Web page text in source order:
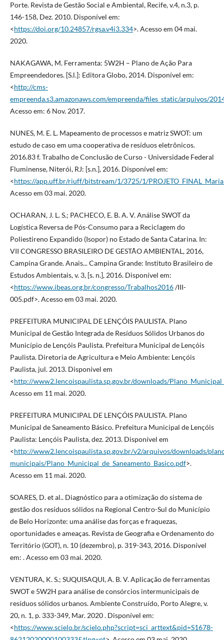
Porte. Revista de Gestão Social e Ambiental, Recife, v.4, n.3, p.
146-158, Dez. 2010. Disponível em:
<https://doi.org/10.24857/rgsa.v4i3.334>. Acesso em 04 mai.
2020.
NAKAGAWA, M. Ferramenta: 5W2H – Plano de Ação Para
Empreendedores. [S.l.]: Editora Globo, 2014. Disponível em:
<http://cms-
empreenda.s3.amazonaws.com/empreenda/files_static/arquivos/
Acesso em: 6 Nov. 2017.
NUNES, M. E. L. Mapeamento de processos e matriz SWOT: um
estudo de caso em uma cooperativa de resíduos eletrônicos.
2016.83 f. Trabalho de Conclusão de Curso - Universidade Federal
Fluminense, Niterói, RJ: [s.n.], 2016. Disponível em:
<https://app.uff.br/riuff/bitstream/1/3725/1/
Acesso em 03 mai. 2020.
OCHARAN, J. L. S.; PACHECO, E. B. A. V. Análise SWOT da
Logística Reversa de Pós-Consumo para a Reciclagem do
Poliestireno Expandido (Isopor) no Estado de Santa Catarina. In:
VII CONGRESSO BRASILEIRO DE GESTÃO AMBIENTAL, 2016,
Campina Grande. Anais... Campina Grande: Instituto Brasileiro de
Estudos Ambientais, v. 3, [s. n.], 2016. Disponível em:
<https://www.ibeas.org.br/congresso/Trabalhos2016/III-
005.pdf>. Acesso em 03 mai. 2020.
PREFEITURA MUNICIPAL DE LENÇÓIS PAULISTA. Plano
Municipal de Gestão Integrada de Resíduos Sólidos Urbanos do
Município de Lençóis Paulista. Prefeitura Municipal de Lençóis
Paulista. Diretoria de Agricultura e Meio Ambiente: Lençóis
Paulista, jul. 2013. Disponível em
<http://www2.lencoispaulista.sp.gov.br/downloads/
Acesso em 11 mai. 2020.
PREFEITURA MUNICIPAL DE LENÇÓIS PAULISTA. Plano
Municipal de Saneamento Básico. Prefeitura Municipal de Lençóis
Paulista: Lençóis Paulista, dez. 2013. Disponível em
<http://www2.lencoispaulista.sp.gov.br/v2/arquivos/downloads/
municipais/Plano_Municipal_de_Saneamento_Basico.pdf>.
Acesso em 11 mai. 2020.
SOARES, D. et al.. Diagnóstico para a otimização do sistema de
gestão dos resíduos sólidos na Regional Centro-Sul do Município
de Belo Horizonte: uma análise das forças e fraquezas,
oportunidades e ameaças. Revista de Geografia e Ordenamento do
Território (GOT), n. 10 (dezembro), p. 319-343, 2016. Disponível
em: . Acesso em 03 mai. 2020.
VENTURA, K. S.; SUQUISAQUI, A. B. V. Aplicação de ferramentas
SWOT e 5W2H para análise de consórcios intermunicipais de
resíduos sólidos urbanos. Ambiente Construído, Porto Alegre, v.
20, n. 1, p. 333-349, Mar. 2020 . Disponível em:
<https://www.scielo.br/scielo.php?script=sci_arttext&pid=S1678-